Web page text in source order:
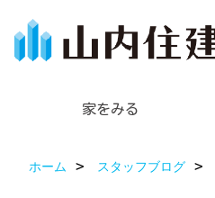
家をみる
ホーム スタッフブログ